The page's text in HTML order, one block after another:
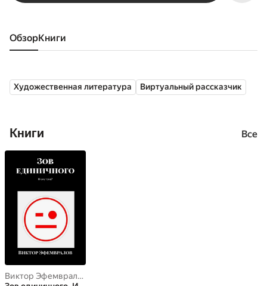
Обзор книги
Художественная литература Виртуальный рассказчик
Книги Все
Виктор Эфемвралов